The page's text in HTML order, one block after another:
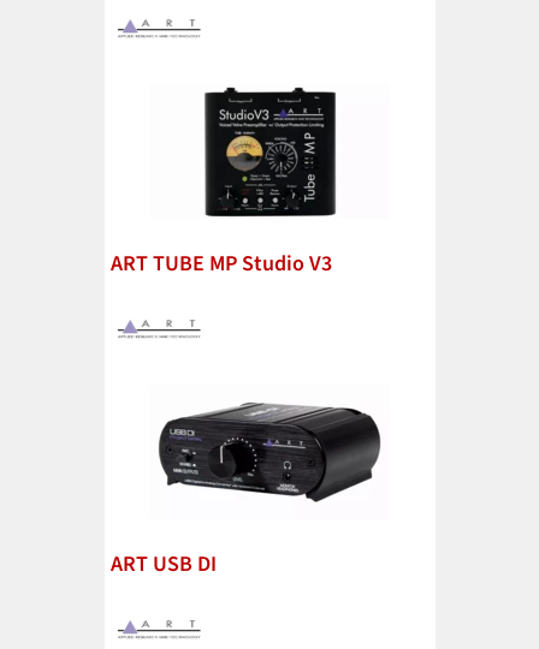
ART TUBE MP Studio V3
ART USB DI